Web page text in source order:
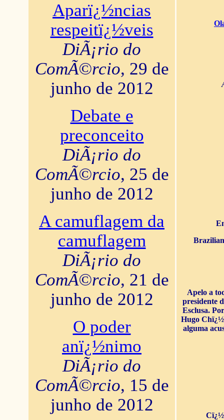
Aparï¿½ncias
respeitï¿½veis
DiÃ¡rio do
ComÃ©rcio, 29 de
junho de 2012
Debate e
preconceito
DiÃ¡rio do
ComÃ©rcio, 25 de
junho de 2012
A camuflagem da
camuflagem
DiÃ¡rio do
ComÃ©rcio, 21 de
junho de 2012
O poder
anï¿½nimo
DiÃ¡rio do
ComÃ©rcio, 15 de
junho de 2012
Apelo a
presidente
Esclusa.
Hugo
alguma